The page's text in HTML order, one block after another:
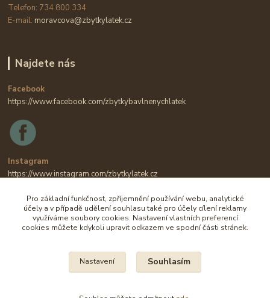
Telefon: 734 800 334
E-mail: moravcova@zbytkylatek.cz
Najdete nás
Facebook
https://www.facebook.com/zbytkybavlnenychlatek
Instagram
https://www.instagram.com/zbytkylatek.cz
Na všechny fotografie se vztahují autorská práva.
Pro základní funkčnost, zpříjemnění používání webu, analytické
účely a v případě udělení souhlasu také pro účely cílení reklamy
využíváme soubory cookies. Nastavení vlastních preferencí
cookies můžete kdykoli upravit odkazem ve spodní části stránek.
Nastavení Souhlasím